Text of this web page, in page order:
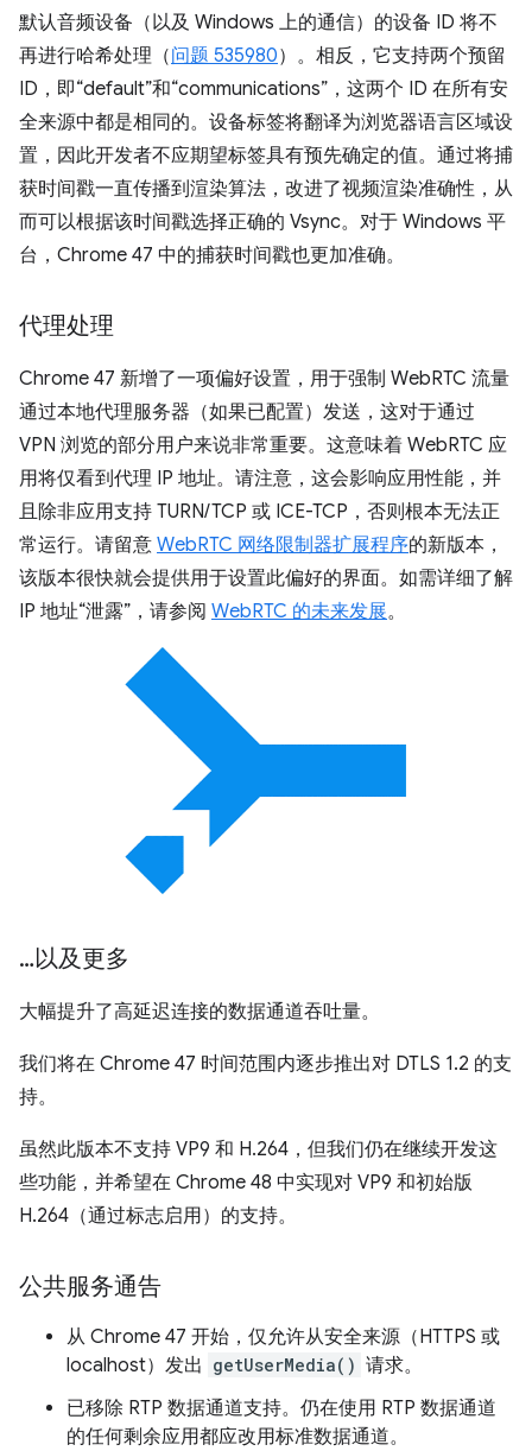
默认音频设备（以及 Windows 上的通信）的设备 ID 将不
再进行哈希处理（问题 535980）。相反，它支持两个预留
ID，即“default”和“communications”，这两个 ID 在所有安
全来源中都是相同的。设备标签将翻译为浏览器语言区域设
置，因此开发者不应期望标签具有预先确定的值。通过将捕
获时间戳一直传播到渲染算法，改进了视频渲染准确性，从
而可以根据该时间戳选择正确的 Vsync。对于 Windows 平
台，Chrome 47 中的捕获时间戳也更加准确。
代理处理
Chrome 47 新增了一项偏好设置，用于强制 WebRTC 流量
通过本地代理服务器（如果已配置）发送，这对于通过
VPN 浏览的部分用户来说非常重要。这意味着 WebRTC 应
用将仅看到代理 IP 地址。请注意，这会影响应用性能，并
且除非应用支持 TURN/TCP 或 ICE-TCP，否则根本无法正
常运行。请留意 WebRTC 网络限制器扩展程序的新版本，
该版本很快就会提供用于设置此偏好的界面。如需详细了解
IP 地址“泄露”，请参阅 WebRTC 的未来发展。
…以及更多
大幅提升了高延迟连接的数据通道吞吐量。
我们将在 Chrome 47 时间范围内逐步推出对 DTLS 1.2 的支
持。
虽然此版本不支持 VP9 和 H.264，但我们仍在继续开发这
些功能，并希望在 Chrome 48 中实现对 VP9 和初始版
H.264（通过标志启用）的支持。
公共服务通告
从 Chrome 47 开始，仅允许从安全来源（HTTPS 或
localhost）发出 getUserMedia() 请求。
已移除 RTP 数据通道支持。仍在使用 RTP 数据通道
的任何剩余应用都应改用标准数据通道。